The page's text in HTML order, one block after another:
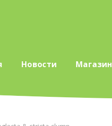
Новости Магазин